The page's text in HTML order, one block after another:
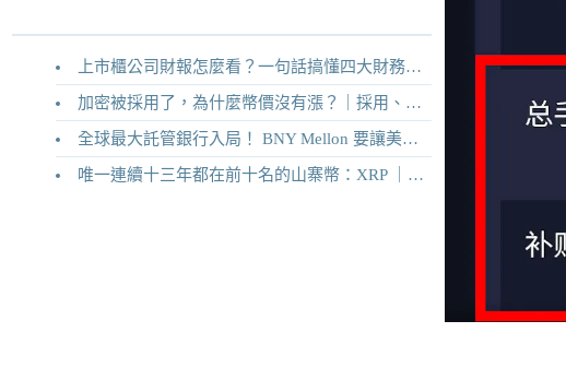
上市櫃公司財報怎麼看？一句話搞懂四大財務報表
加密被採用了，為什麼幣價沒有漲？｜採用、收入與代幣價值捕獲
全球最大託管銀行入局！ BNY Mellon 要讓美債交易 24/7 不打烊
唯一連續十三年都在前十名的山寨幣：XRP ｜Ripple 2026 介紹